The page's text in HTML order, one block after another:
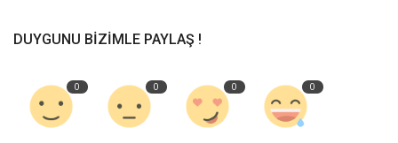
DUYGUNU BIZIMLE PAYLAŞ !
0 0 0 0